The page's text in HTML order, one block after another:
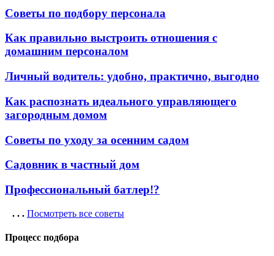
Советы по подбору персонала
Как правильно выстроить отношения с
домашним персоналом
Личный водитель: удобно, практично, выгодно
Как распознать идеального управляющего
загородным домом
Советы по уходу за осенним садом
Садовник в частный дом
Профессиональный батлер!?
. . . Посмотреть все советы
Процесс подбора